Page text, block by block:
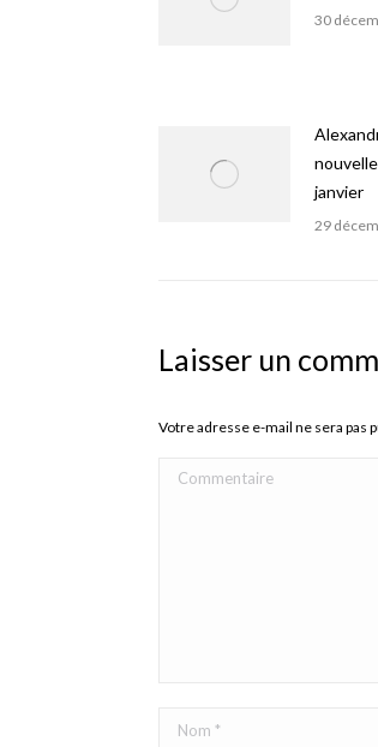
30
janvier
29
Laisser un
Votre adresse e-mail ne sera pas
Commentaire
Nom *